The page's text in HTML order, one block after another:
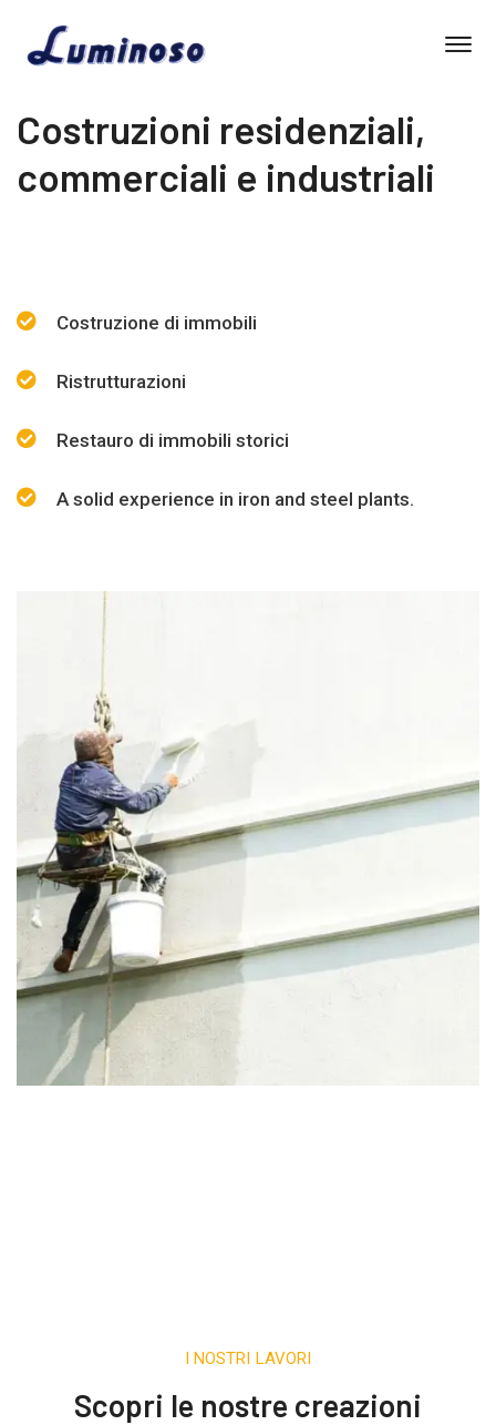
Costruzioni residenziali,
commerciali e industriali
Costruzione di immobili
Ristrutturazioni
Restauro di immobili storici
A solid experience in iron and steel plants.
I NOSTRI LAVORI
Scopri le nostre creazioni